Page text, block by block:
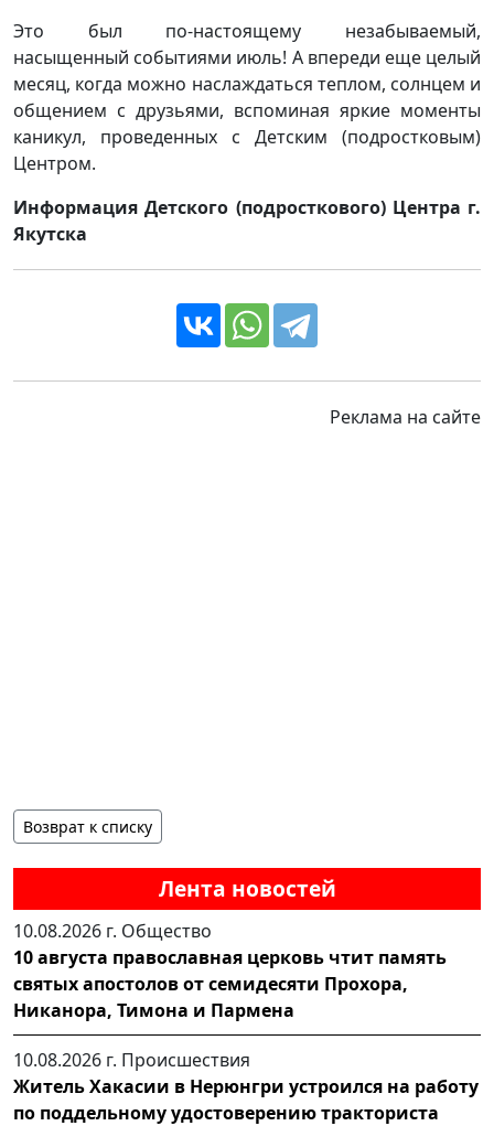
Лента новостей
10.08.2026 г. Общество
10 августа православная церковь чтит память
святых апостолов от семидесяти Прохора,
Никанора, Тимона и Пармена
10.08.2026 г. Происшествия
Житель Хакасии в Нерюнгри устроился на работу
по поддельному удостоверению тракториста
Это был по-настоящему незабываемый,
насыщенный событиями июль! А впереди еще целый
месяц, когда можно наслаждаться теплом, солнцем и
общением с друзьями, вспоминая яркие моменты
каникул, проведенных с Детским (подростковым)
Центром.
Информация Детского (подросткового) Центра г.
Якутска
Реклама на сайте
Возврат к списку